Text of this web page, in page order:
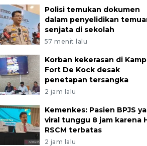
Polisi temukan dokumen
dalam penyelidikan
senjata di sekolah
57 menit lalu
Korban kekerasan di
Fort De Kock desak
penetapan tersangka
2 jam lalu
Kemenkes: Pasien BPJS
viral tunggu 8 jam karena
RSCM terbatas
2 jam lalu